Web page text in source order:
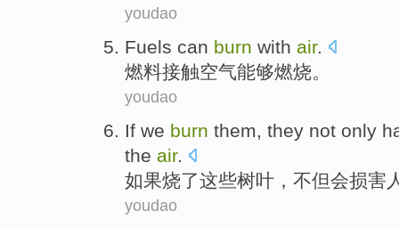
youdao
Fuels can burn with air.
燃料接触空气能够燃烧。
youdao
If we burn them, they not only
the air.
如果烧了这些树叶， 不但会损害
youdao